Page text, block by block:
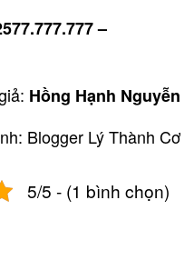
–
Hồng Hạnh Nguyễn
Blogger Lý Thành Cơ
5/5 - (1 bình chọn)